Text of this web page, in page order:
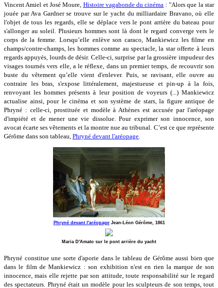
Vincent Amiel et José Moure, Histoire vagabonde du cinéma : "Alors que la star
jouée par Ava Gardner se trouve sur le yacht du milliardaire Bravano, où elle
l'objet de tous les regards, elle se déplace vers le pont arrière du bateau pour
s'allonger au soleil. Plusieurs hommes sont là dont le regard converge vers le
corps de la femme. Lorsqu’elle enlève son caraco, Mankiewicz les filme en
champs/contre-champs, les hommes comme au spectacle, la star offerte à leurs
regards appuyés, lourds de désir. Celle-ci, surprise par la grossière impudeur des
visages tournés vers elle, a le réflexe, dans un premier temps, de recouvrir son
buste du vêtement qu’elle vient d'enlever. Puis, se ravisant, elle ouvre au
contraire les bras, s'expose littéralement, majestueuse et pin-up à la fois,
renvoyant les hommes présents à leur position de voyeurs (...) Mankiewicz
actualise ainsi, pour le cinéma et son système de stars, la figure antique de
Phryné : celle-ci, prostituée et modèle à Athènes est accusée par l'aréopage
d'impiété et de mener une vie dissolue. Pour exprimer son innocence, son
avocat écarte ses vêtements et la montre nue au tribunal. C’est ce que représente
Gérôme dans son tableau, Phryné devant l'aréopage
Phryné devant l'aréopageJean-Léon Gérôme, 1861
Maria D'Amato sur le pont arrière du yacht
Phryné constitue une sorte d'aporie dans le tableau de Gérôme aussi bien que
dans le film de Mankiewicz : son exhibition n'est en rien la marque de son
innocence, mais elle rejette par son attitude, toute responsabilité sur le regard
des spectateurs. Phryné était un modèle pour les sculpteurs de son temps, tout